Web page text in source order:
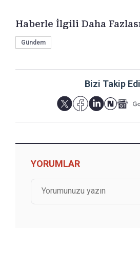
Haberle İlgili Daha
Gündem
Bizi Takip
YORUMLAR